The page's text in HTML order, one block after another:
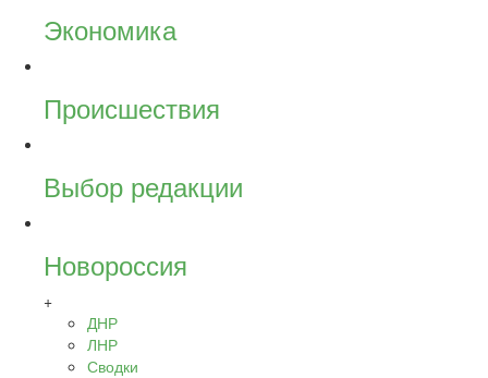
Экономика
Происшествия
Выбор редакции
Новороссия
+
ДНР
ЛНР
Сводки